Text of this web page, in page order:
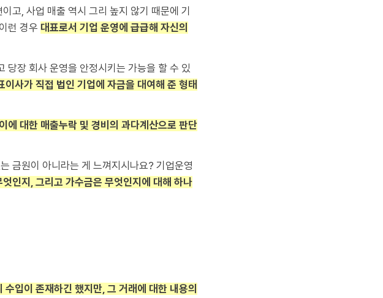
고, 사업 매출 역시 그리 높지 않기 때문에 기
런 경우 대표로서 기업 운영에 급급해 자신의
당장 회사 운영을 안정시키는 가능을 할 수 있
이사가 직접 법인 기업에 자금을 대여해 준 형태
에 대한 매출누락 및 경비의 과다계산으로 판단
금원이 아니라는 게 느껴지시나요? 기업운영
인지, 그리고 가수금은 무엇인지에 대해 하나
수입이 존재하긴 했지만, 그 거래에 대한 내용의